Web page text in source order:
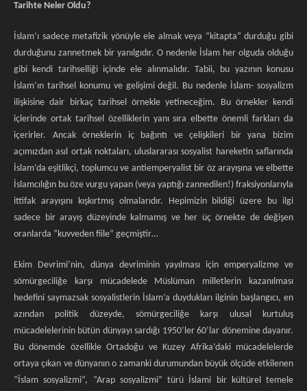
Tarihte Neler Oldu?
İslam’ı sadece metafizik yönüyle ele almak veya “kitapta” durduğu gibi
durduğunu zannetmek bir yanılgıdır. O nedenle İslam her olguda olduğu
gibi kendi tarihselliği içinde ele alınmalıdır. Tabii, bu yazının konusu
İslam’ın tarihsel konumu ve gelişimi değil. Bu nedenle İslam- sosyalizm
ilişkisine dair birkaç tarihsel örnekle yetineceğim. Bu örnekler kendi
içlerinde ortak tarihsel özelliklerin yanı sıra elbette önemli farkları da
içerirler. Ancak örneklerin iç bağıntı ve çelişkileri bir yana bizim
açımızdan asıl ortak noktaları, uluslararası sosyalist hareketin saflarında
İslam’da eşitlikçi, toplumcu ve antiemperyalist bir öz arayışına ve elbette
İslamcılığın bu öze vurgu yapan (veya yaptığı zannedilen!) fraksiyonlarıyla
ittifak arayışını kışkırtmış olmalarıdır. Hepimizin bildiği üzere bu ilgi
sadece bir arayış düzeyinde kalmamış ve her üç örnekte de değişen
oranlarda “kuvveden fiile” geçmiştir…
Ekim Devrimi’nin, dünya devriminin yayılması için emperyalizme ve
sömürgeciliğe karşı mücadelede Müslüman milletlerin kazanılması
hedefini saymazsak sosyalistlerin İslam’a duydukları ilginin başlangıcı, en
azından politik düzeyde, sömürgeciliğe karşı ulusal kurtuluş
mücadelelerinin bütün dünyayı sardığı 1950’ler 60’lar dönemine dayanır.
Bu dönemde özellikle Ortadoğu ve Kuzey Afrika’daki mücadelelerde
ortaya çıkan ve dünyanın o zamanki durumundan büyük ölçüde etkilenen
“İslam sosyalizmi”, “Arap sosyalizmi” türü İslami bir kültürel temele